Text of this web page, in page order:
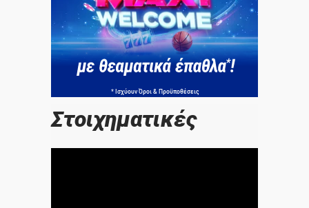
Στοιχηματικές